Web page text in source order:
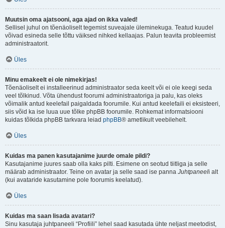
Muutsin oma ajatsooni, aga ajad on ikka valed!
Sellisel juhul on tõenäoliselt tegemist suveajale üleminekuga. Teatud kuudel
võivad esineda selle tõttu väiksed nihked kellaajas. Palun teavita probleemist
administraatorit.
Üles
Minu emakeelt ei ole nimekirjas!
Tõenäoliselt ei installeerinud administraator seda keelt või ei ole keegi seda
veel tõlkinud. Võta ühendust foorumi administraatoriga ja palu, kas oleks
võimalik antud keelefail paigaldada foorumile. Kui antud keelefaili ei eksisteeri,
siis võid ka ise luua uue tõlke phpBB foorumile. Rohkemat informatsiooni
kuidas tõlkida phpBB tarkvara leiad phpBB® ametlikult veebilehelt.
Üles
Kuidas ma panen kasutajanime juurde omale pildi?
Kasutajanime juures saab olla kaks pilti. Esimene on seotud tiitliga ja selle
määrab administraator. Teine on avatar ja selle saad ise panna Juhtpaneeli alt
(kui avataride kasutamine pole foorumis keelatud).
Üles
Kuidas ma saan lisada avatari?
Sinu kasutaja juhtpaneeli “Profiili” lehel saad kasutada ühte neljast meetodist,